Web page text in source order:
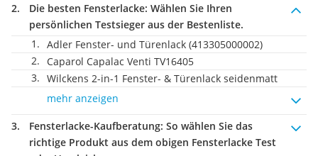
Die besten Fensterlacke: Wählen Sie Ihren
persönlichen Testsieger aus der Bestenliste.
Adler Fenster- und Türenlack (413305000002)
Caparol Capalac Venti TV16405
Wilckens 2-in-1 Fenster- & Türenlack seidenmatt
mehr anzeigen
Fensterlacke-Kaufberatung: So wählen Sie das
richtige Produkt aus dem obigen Fensterlacke Test